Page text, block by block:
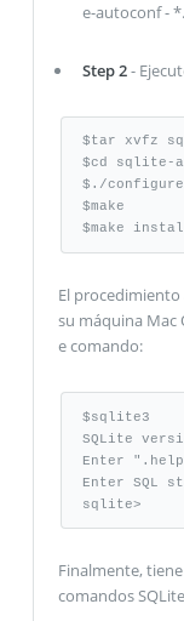
e-autoconf -
Step 2-
$tar xvfz
$cd sqlite-
$./
$make
$make
El
su máquina Mac
e comando:
$sqlite3
SQLite
Enter
Enter SQL
sqlite>
Finalmente,
comandos